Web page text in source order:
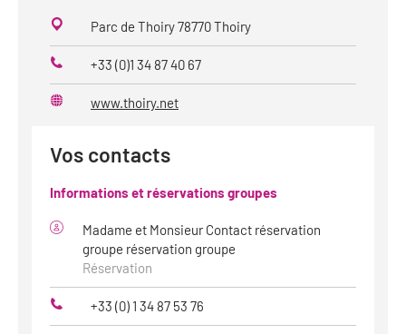
Parc de Thoiry 78770 Thoiry
Téléphone
+33 (0)1 34 87 40 67
www.thoiry.net
Vos contacts
Informations et réservations groupes
Madame et Monsieur Contact réservation
groupe réservation groupe
Réservation
Téléphone
+33 (0) 1 34 87 53 76